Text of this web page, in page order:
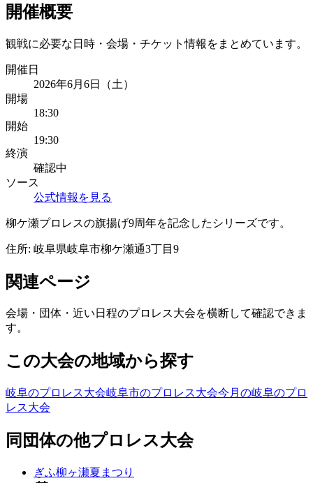
開催概要
観戦に必要な日時・会場・チケット情報をまとめています。
開催日
2026年6月6日（土）
開場
18:30
開始
19:30
終演
確認中
ソース
公式情報を見る
柳ケ瀬プロレスの旗揚げ9周年を記念したシリーズです。
住所: 岐阜県岐阜市柳ケ瀬通3丁目9
関連ページ
会場・団体・近い日程のプロレス大会を横断して確認できま
す。
この大会の地域から探す
岐阜のプロレス大会岐阜市のプロレス大会今月の岐阜のプロ
レス大会
同団体の他プロレス大会
ぎふ柳ヶ瀬夏まつり